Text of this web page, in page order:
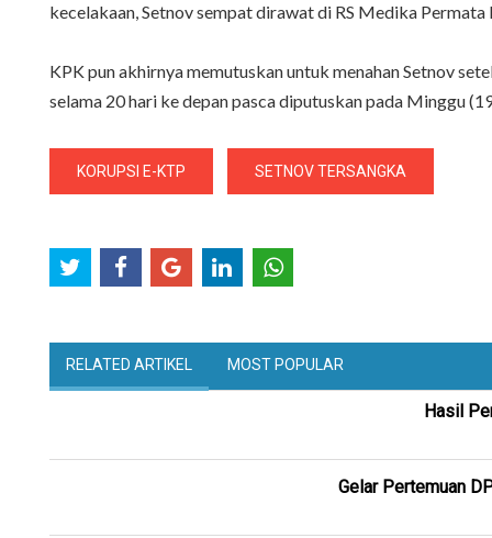
kecelakaan, Setnov sempat dirawat di RS Medika
KPK pun akhirnya memutuskan untuk menahan Setnov
selama 20 hari ke depan pasca diputuskan pada Minggu
KORUPSI E-KTP SETNOV TERSANGKA
RELATED ARTIKEL MOST POPULAR
Hasil
Gelar Pertemuan